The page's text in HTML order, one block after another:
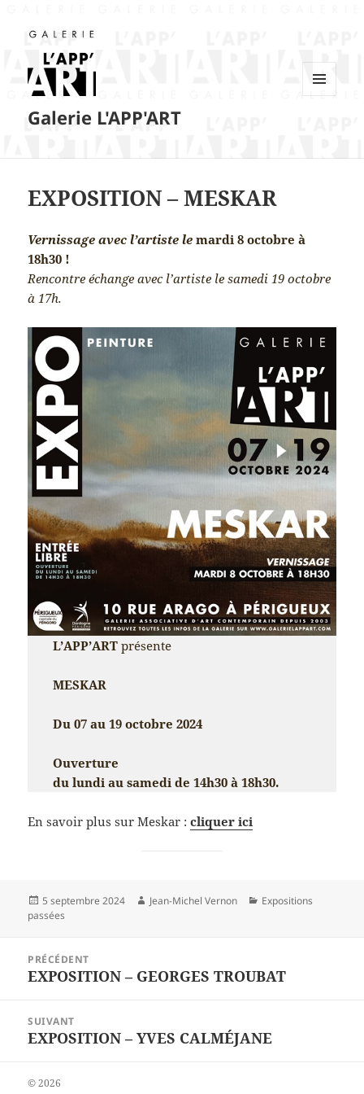
Galerie L'APP'ART
EXPOSITION – MESKAR
Vernissage avec l’artiste lemardi 8 octobre à
18h30 !
Rencontre échange avec l’artiste le samedi 19 octobre
à 17h.
L’APP’ART présente
MESKAR
Du 07 au 19 octobre 2024
Ouverture
du lundi au samedi de 14h30 à 18h30.
En savoir plus sur Meskar :cliquer ici
Publié
le
5 septembre 2024 Auteur
Jean-Michel Vernon Catégories
Expositions
passées
l’article
PRÉCÉDENT
Article
EXPOSITION – GEORGES TROUBAT
SUIVANT
Article
EXPOSITION – YVES CALMÉJANE
© 2026